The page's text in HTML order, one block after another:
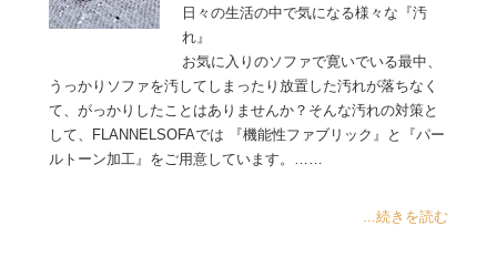
日々の生活の中で気になる様々な『汚
れ』
お気に入りのソファで寛いでいる最中、
うっかりソファを汚してしまったり放置した汚れが落ちなく
て、がっかりしたことはありませんか？そんな汚れの対策と
して、FLANNELSOFAでは 『機能性ファブリック』と『パー
ルトーン加工』をご用意しています。……
...続きを読む